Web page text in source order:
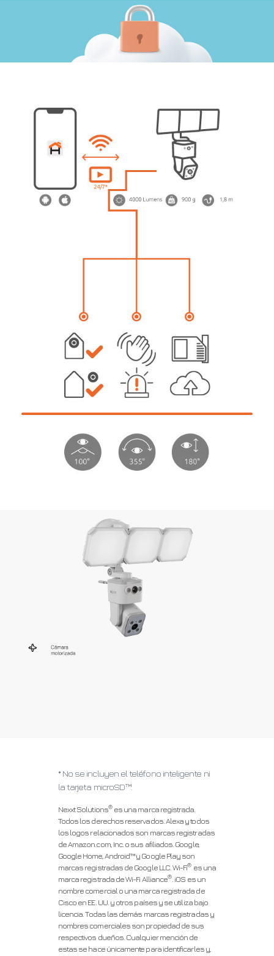
* No se incluyen el teléfono inteligente ni
la tarjeta microSD™.
Nexxt Solutions®es una marca registrada.
Todos los derechos reservados. Alexa y todos
los logos relacionados son marcas registradas
de Amazon.com, Inc. o sus afiliados. Google,
Google Home, Android™ y Google Play son
marcas registradas de Google LLC. Wi-Fi® es una
marca registrada de Wi-Fi Alliance® . iOS es un
nombre comercial o una marca registrada de
Cisco en EE. UU. y otros países y se utiliza bajo
licencia. Todas las demás marcas registradas y
nombres comerciales son propiedad de sus
respectivos dueños. Cualquier mención de
estas se hace únicamente para identificarles y,